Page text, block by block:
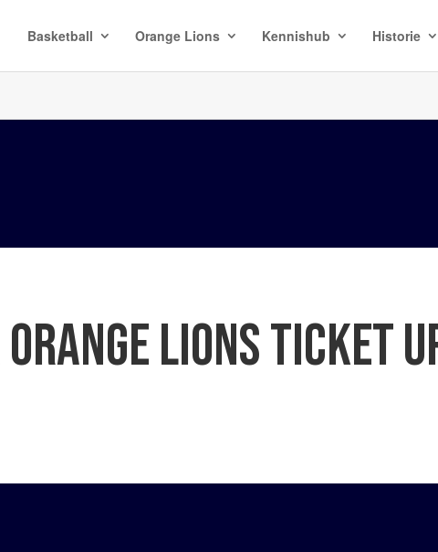
Basketball Orange Lions Kennishub Historie
LIONS TICKET